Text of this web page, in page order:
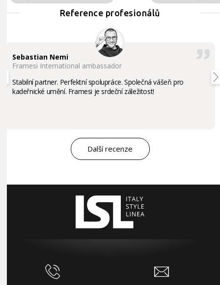
Reference profesionálů
Sebastian Nemi
Framesi International ambassador
Stabilní partner. Perfektní spolupráce. Společná vášeň pro
kadeřnické umění. Framesi je srdeční záležitost!
Další recenze